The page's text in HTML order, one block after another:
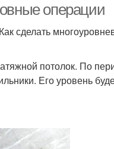
операции
сделать
потолок. По
Его уровень